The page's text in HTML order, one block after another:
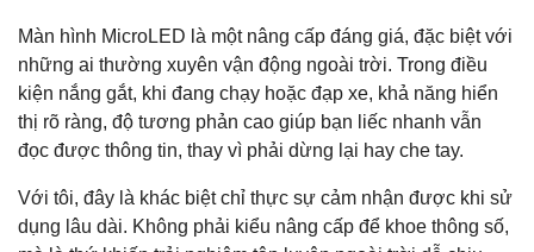
Màn hình MicroLED là một nâng cấp đáng giá, đặc biệt với
những ai thường xuyên vận động ngoài trời. Trong điều
kiện nắng gắt, khi đang chạy hoặc đạp xe, khả năng hiển
thị rõ ràng, độ tương phản cao giúp bạn liếc nhanh vẫn
đọc được thông tin, thay vì phải dừng lại hay che tay.
Với tôi, đây là khác biệt chỉ thực sự cảm nhận được khi sử
dụng lâu dài. Không phải kiểu nâng cấp để khoe thông số,